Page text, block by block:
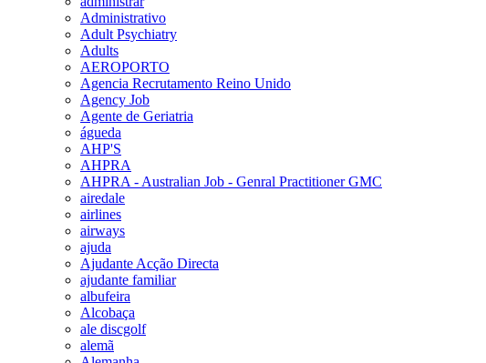
Administrativo
Adult Psychiatry
Adults
AEROPORTO
Agencia Recrutamento Reino Unido
Agency Job
Agente de Geriatria
águeda
AHP'S
AHPRA
AHPRA - Australian Job - Genral Practitioner GMC
airedale
airlines
airways
ajuda
Ajudante Acção Directa
ajudante familiar
albufeira
Alcobaça
ale discgolf
alemã